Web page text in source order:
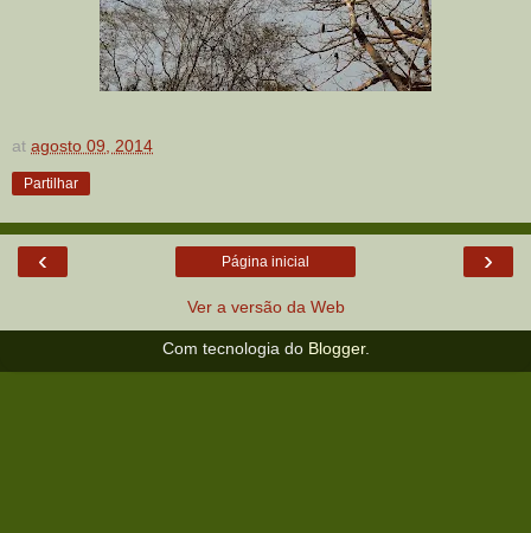
at agosto 09, 2014
Partilhar
‹ ›
Página inicial
Ver a versão da Web
Com tecnologia do Blogger.